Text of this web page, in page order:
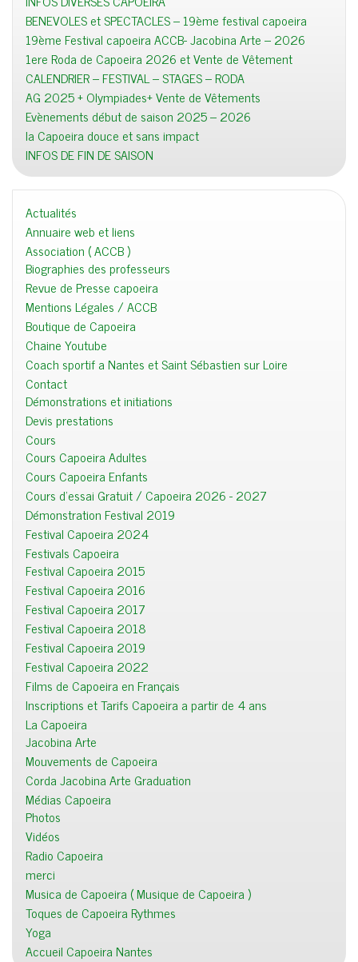
BENEVOLES et SPECTACLES – 19ème festival capoeira
19ème Festival capoeira ACCB- Jacobina Arte – 2026
1ere Roda de Capoeira 2026 et Vente de Vêtement
CALENDRIER – FESTIVAL – STAGES – RODA
AG 2025 + Olympiades+ Vente de Vêtements
Evènements début de saison 2025 – 2026
la Capoeira douce et sans impact
INFOS DE FIN DE SAISON
Actualités
Annuaire web et liens
Association ( ACCB )
Biographies des professeurs
Revue de Presse capoeira
Mentions Légales / ACCB
Boutique de Capoeira
Chaine Youtube
Coach sportif a Nantes et Saint Sébastien sur Loire
Contact
Démonstrations et initiations
Devis prestations
Cours
Cours Capoeira Adultes
Cours Capoeira Enfants
Cours d'essai Gratuit / Capoeira 2026 - 2027
Démonstration Festival 2019
Festival Capoeira 2024
Festivals Capoeira
Festival Capoeira 2015
Festival Capoeira 2016
Festival Capoeira 2017
Festival Capoeira 2018
Festival Capoeira 2019
Festival Capoeira 2022
Films de Capoeira en Français
Inscriptions et Tarifs Capoeira a partir de 4 ans
La Capoeira
Jacobina Arte
Mouvements de Capoeira
Corda Jacobina Arte Graduation
Médias Capoeira
Photos
Vidéos
Radio Capoeira
merci
Musica de Capoeira ( Musique de Capoeira )
Toques de Capoeira Rythmes
Yoga
Accueil Capoeira Nantes